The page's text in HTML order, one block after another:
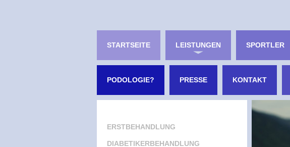
STARTSEITE LEISTUNGEN SPORTLER
PODOLOGIE? PRESSE KONTAKT
ERSTBEHANDLUNG
DIABETIKERBEHANDLUNG